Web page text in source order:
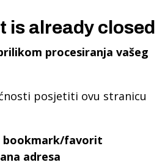
is already closed
procesiranja vašeg
posjetiti ovu stranicu
bookmark/favorit
adresa